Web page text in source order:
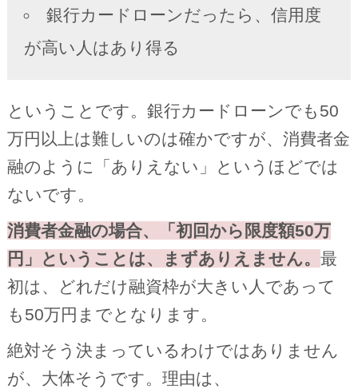
銀行カードローンだったら、信用度
が高い人はあり得る
ということです。銀行カードローンでも50
万円以上は難しいのは確かですが、消費者金
融のように「ありえない」というほどでは
ないです。
消費者金融の場合、「初回から限度額50万
円」ということは、まずありえません。 最
初は、どれだけ融資枠が大きい人であって
も50万円までとなります。
絶対そう決まっているわけではありません
が、大体そうです。理由は、